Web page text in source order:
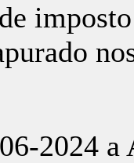
2024